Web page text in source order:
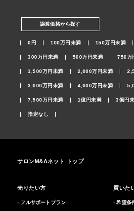
譲渡価格から探す
0円 100万円未満 150万円未満
300万円未満 500万円未満 750万
1,500万円未満 2,000万円未満
3,000万円未満 4,000万円未満
7,500万円未満 1億円未満 3億円
指定なし
サロンM&Aネット トップ
売りたい方
- フルサポートプラン
買いた
- 希望条